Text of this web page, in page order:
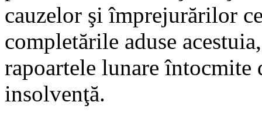
cauzelor şi împrejurărilor
completările aduse
rapoartele lunare
insolvenţă.